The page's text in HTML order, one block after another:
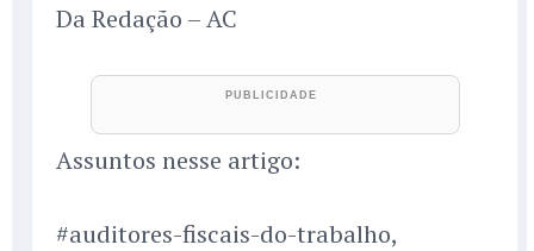
Da Redação – AC
Assuntos nesse artigo:
#auditores-fiscais-do-trabalho,